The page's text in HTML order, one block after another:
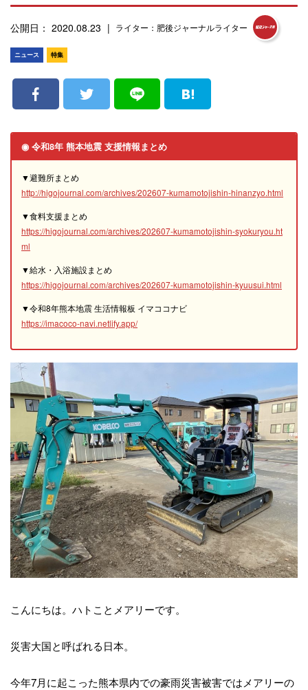
公開日： 2020.08.23 ライター：肥後ジャーナルライター
ニュース 特集
◉ 令和8年 熊本地震 支援情報まとめ
▼避難所まとめ
http://higojournal.com/archives/202607-kumamotojishin-hinanzyo.html
▼食料支援まとめ
https://higojournal.com/archives/202607-kumamotojishin-syokuryou.ht
ml
▼給水・入浴施設まとめ
https://higojournal.com/archives/202607-kumamotojishin-kyuusui.html
▼令和8年熊本地震 生活情報板 イマココナビ
https://imacoco-navi.netlify.app/
こんにちは。ハトことメアリーです。
災害大国と呼ばれる日本。
今年7月に起こった熊本県内での豪雨災害被害ではメアリーの